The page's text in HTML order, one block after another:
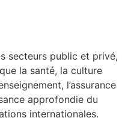
secteurs public et privé,
la santé, la culture
l’assurance
approfondie du
internationales.